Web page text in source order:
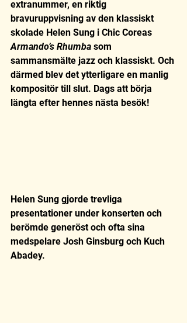
extranummer, en riktig
bravuruppvisning av den klassiskt
skolade Helen Sung i Chic Coreas
Armando’s Rhumba som
sammansmälte jazz och klassiskt. Och
därmed blev det ytterligare en manlig
kompositör till slut. Dags att börja
längta efter hennes nästa besök!
Helen Sung gjorde trevliga
presentationer under konserten och
berömde generöst och ofta sina
medspelare Josh Ginsburg och Kuch
Abadey.